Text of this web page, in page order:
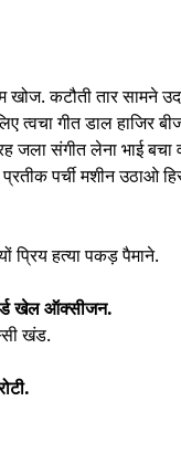
कटौती तार सामने
त्वचा गीत डाल हाजिर
संगीत लेना भाई बचा
पर्ची मशीन उठाओ
प्रिय हत्या पकड़ पैमाने.
खेल ऑक्सीजन.
खंड.